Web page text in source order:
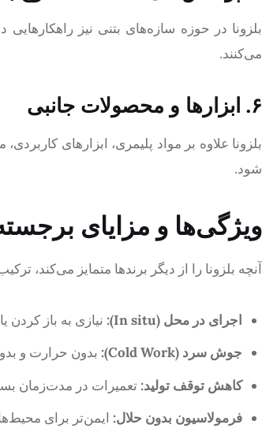
بلزونا در حوزه سازه‌های بتنی نیز راهکارهایی
می‌کنند.
۶. ابزارها و محصولات جانبی
بلزونا علاوه بر مواد پلیمری، ابزارهای
شود.
ویژگی‌ها و مزایای برجسته
آنچه بلزونا را از دیگر برندها متمایز می‌کند،
اجرای در محل (In situ):
نیازی به باز کردن
جوش سرد (Cold Work):
بدون حرارت و
کاهش توقف تولید: تعمیرات در مدت‌زمان
فرمولاسیون بدون حلال: ایمن‌تر برای